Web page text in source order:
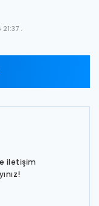
.
iletişim